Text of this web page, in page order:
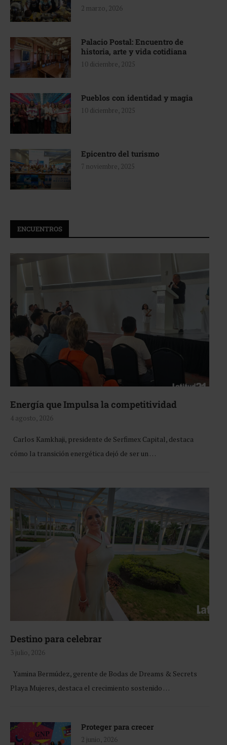
2 marzo, 2026
Palacio Postal: Encuentro de
historia, arte y vida cotidiana
10 diciembre, 2025
Pueblos con identidad y magia
10 diciembre, 2025
Epicentro del turismo
7 noviembre, 2025
ENCUENTROS
Energía que Impulsa la competitividad
4 agosto, 2026
Carlos Kamkhaji, presidente de Serfimex Capital, destaca
cómo la transición energética dejó de ser un …
Destino para celebrar
3 julio, 2026
Yamina Bermúdez, gerente de Bodas de Dreams & Secrets
Playa Mujeres, destaca el crecimiento sostenido …
Proteger para crecer
2 junio, 2026